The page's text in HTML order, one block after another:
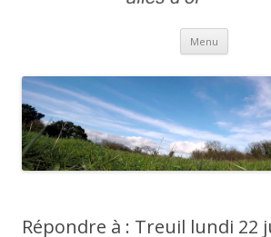
Menu Aller
contenu
Répondre à : Treuil lundi 22